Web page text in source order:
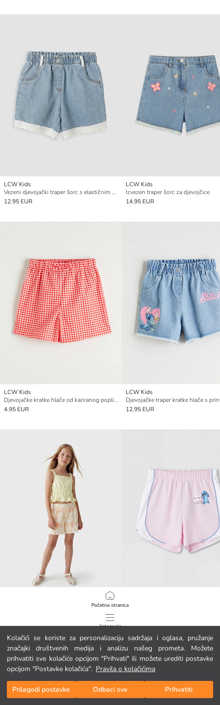
Kolačići se koriste za personalizaciju sadržaja i oglasa, pružanje
značajki društvenih medija i analizu našeg prometa. Možete
prihvatiti sve kolačiće opcijom "Prihvati" ili možete urediti postavke
opcijom "Postavke kolačića". Pravila o kolačićima
Prilagodi postavke Odbaci sve Prihvatiti
Početna stranica
Kategorije
Moja košarica
LCW Kids
Vezeni djevojački traper šorc s elastičnim strukom
12.95 EUR
LCW Kids
Izvezen traper šorc za djevojčice
14.95 EUR
LCW Kids
Djevojačke kratke hlače od kariranog poplina
4.95 EUR
LCW Kids
12.95 EUR
Djevojačke kratke hlače s elastičnim strukom i uzorkom
Djevojačke kratke hlače s tiskom